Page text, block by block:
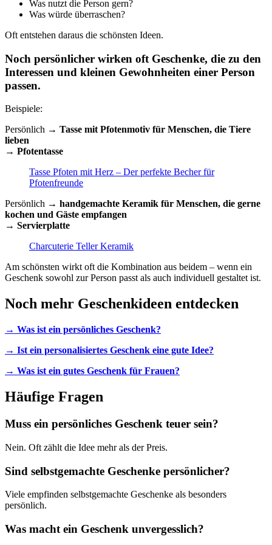
Was nutzt die Person gern?
Was würde überraschen?
Oft entstehen daraus die schönsten Ideen.
Noch persönlicher wirken oft Geschenke, die zu den
Interessen und kleinen Gewohnheiten einer Person
passen.
Beispiele:
Persönlich → Tasse mit Pfotenmotiv für Menschen, die Tiere
lieben
→ Pfotentasse
Tasse Pfoten mit Herz – Der perfekte Becher für
Pfotenfreunde
Persönlich → handgemachte Keramik für Menschen, die gerne
kochen und Gäste empfangen
→ Servierplatte
Charcuterie Teller Keramik
Am schönsten wirkt oft die Kombination aus beidem – wenn ein
Geschenk sowohl zur Person passt als auch individuell gestaltet ist.
Noch mehr Geschenkideen entdecken
→ Was ist ein persönliches Geschenk?
→ Ist ein personalisiertes Geschenk eine gute Idee?
→ Was ist ein gutes Geschenk für Frauen?
Häufige Fragen
Muss ein persönliches Geschenk teuer sein?
Nein. Oft zählt die Idee mehr als der Preis.
Sind selbstgemachte Geschenke persönlicher?
Viele empfinden selbstgemachte Geschenke als besonders
persönlich.
Was macht ein Geschenk unvergesslich?